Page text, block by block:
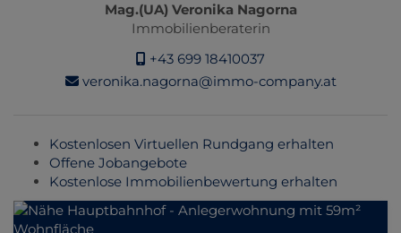
Mag.(UA) Veronika Nagorna
Immobilienberaterin
+43 699 18410037
veronika.nagorna@immo-company.at
Kostenlosen Virtuellen Rundgang erhalten
Offene Jobangebote
Kostenlose Immobilienbewertung erhalten